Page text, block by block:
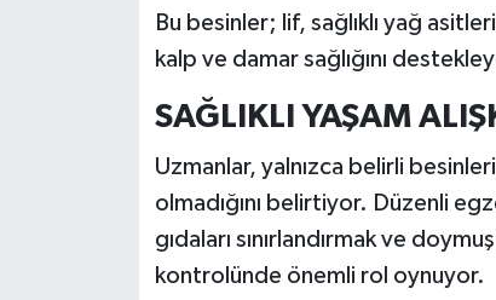
Bu besinler; lif, sağlıklı yağ
kalp ve damar sağlığını
SAĞLIKLI YAŞAM
Uzmanlar, yalnızca belirli
olmadığını belirtiyor. Düzenli
gıdaları sınırlandırmak ve
kontrolünde önemli rol oynuyor.